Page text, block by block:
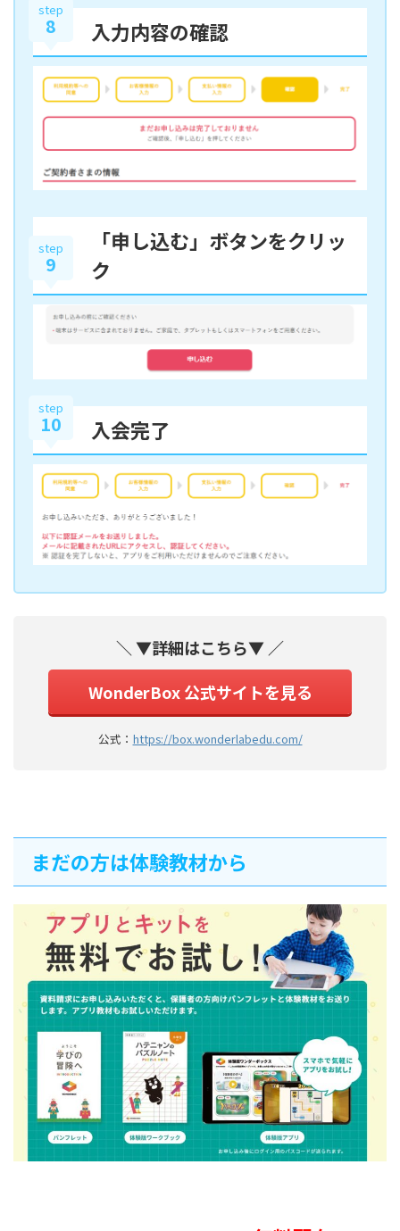
step
8 入力内容の確認
step
9
「申し込む」ボタンをクリッ
ク
step
10 入会完了
＼ ▼詳細はこちら▼ ／
WonderBox 公式サイトを見る
公式： https://box.wonderlabedu.com/
まだの方は体験教材から